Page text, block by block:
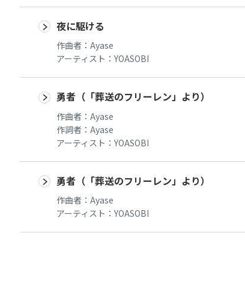
夜に駆ける
作曲者： Ayase
アーティスト： YOASOBI
勇者（「葬送のフリーレン」より）
作曲者： Ayase
作詞者： Ayase
アーティスト： YOASOBI
勇者（「葬送のフリーレン」より）
作曲者： Ayase
アーティスト： YOASOBI